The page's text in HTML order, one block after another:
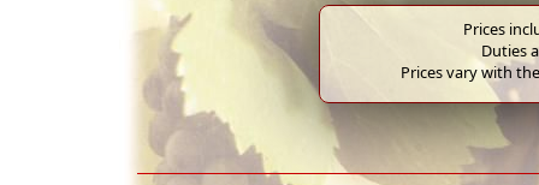
Prices
Duties
Prices vary with